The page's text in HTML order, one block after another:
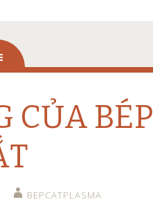
CỦA BÉP
BEPCATPLASMA